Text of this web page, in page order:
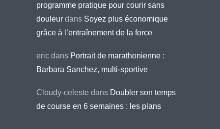
programme pratique pour courir sans
douleur dans Soyez plus économique
grâce à l’entraînement de la force
eric dans Portrait de marathonienne :
Barbara Sanchez, multi-sportive
Cloudy-celeste dans Doubler son temps
de course en 6 semaines : les plans